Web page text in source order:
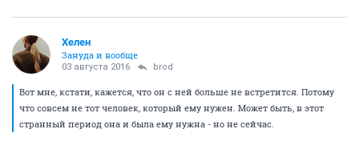
Хелен
Зануда и вообще
03 августа 2016 brod
Вот мне, кстати, кажется, что он с ней больше не встретится. Потому
что совсем не тот человек, который ему нужен. Может быть, в этот
странный период она и была ему нужна - но не сейчас.